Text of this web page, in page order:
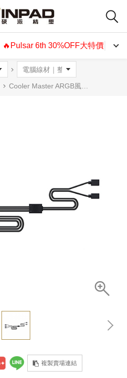
🔥Pulsar 6th 30%OFF大特價🔥
Cooler Master ARGB風扇分接線(1分3)
複製賣場連結